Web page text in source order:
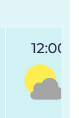
12:00